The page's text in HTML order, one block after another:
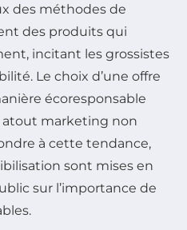
des méthodes de
des produits qui
incitant les grossistes
Le choix d’une offre
écoresponsable
marketing non
à cette tendance,
sont mises en
sur l’importance de